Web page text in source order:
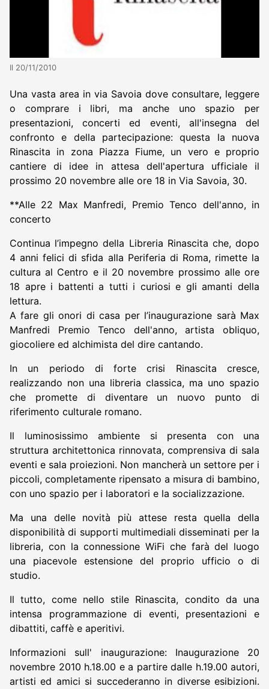
Il 20/11/2010
Una vasta area in via Savoia dove consultare, leggere
o comprare i libri, ma anche uno spazio per
presentazioni, concerti ed eventi, all'insegna del
confronto e della partecipazione: questa la nuova
Rinascita in zona Piazza Fiume, un vero e proprio
cantiere di idee in attesa dell'apertura ufficiale il
prossimo 20 novembre alle ore 18 in Via Savoia, 30.
**Alle 22 Max Manfredi, Premio Tenco dell'anno, in
concerto
Continua l’impegno della Libreria Rinascita che, dopo
4 anni felici di sfida alla Periferia di Roma, rimette la
cultura al Centro e il 20 novembre prossimo alle ore
18 apre i battenti a tutti i curiosi e gli amanti della
lettura.
A fare gli onori di casa per l’inaugurazione sarà Max
Manfredi Premio Tenco dell'anno, artista obliquo,
giocoliere ed alchimista del dire cantando.
In un periodo di forte crisi Rinascita cresce,
realizzando non una libreria classica, ma uno spazio
che promette di diventare un nuovo punto di
riferimento culturale romano.
Il luminosissimo ambiente si presenta con una
struttura architettonica rinnovata, comprensiva di sala
eventi e sala proiezioni. Non mancherà un settore per i
piccoli, completamente ripensato a misura di bambino,
con uno spazio per i laboratori e la socializzazione.
Ma una delle novità più attese resta quella della
disponibilità di supporti multimediali disseminati per la
libreria, con la connessione WiFi che farà del luogo
una piacevole estensione del proprio ufficio o di
studio.
Il tutto, come nello stile Rinascita, condito da una
intensa programmazione di eventi, presentazioni e
dibattiti, caffè e aperitivi.
Informazioni sull' inaugurazione: Inaugurazione 20
novembre 2010 h.18.00 e a partire dalle h.19.00 autori,
artisti ed amici si succederanno in diverse esibizioni.